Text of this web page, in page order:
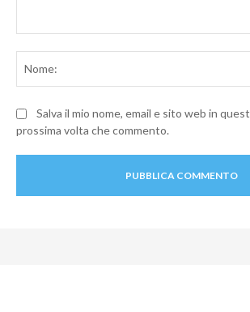
Salva il mio nome, email e sito web in
prossima volta che commento.